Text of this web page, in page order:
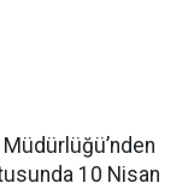
10 Nisan